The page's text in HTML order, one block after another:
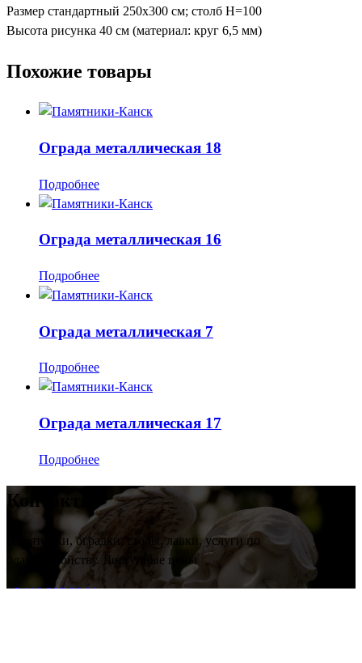
Размер стандартный 250х300 см; столб Н=100
Высота рисунка 40 см (материал: круг 6,5 мм)
Похожие товары
Ограда металлическая 18
Подробнее
Ограда металлическая 16
Подробнее
Ограда металлическая 7
Подробнее
Ограда металлическая 17
Подробнее
Контакты
Памятники, оградки, столы, лавки, услуги по
благоустройству. Доступные цены
+7 923 305 23 91